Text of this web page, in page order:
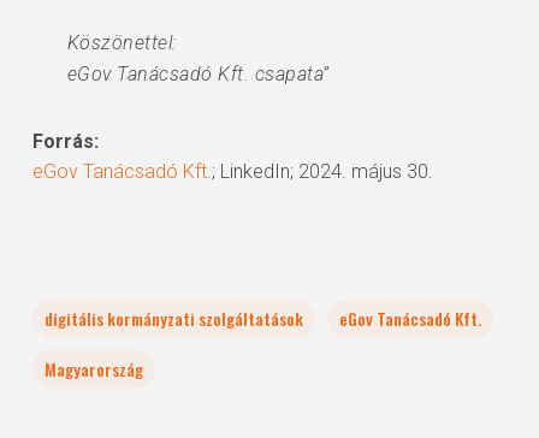
Köszönettel:
eGov Tanácsadó Kft. csapata”
Forrás:
eGov Tanácsadó Kft.; LinkedIn; 2024. május 30.
digitális kormányzati szolgáltatások
eGov Tanácsadó Kft.
Magyarország